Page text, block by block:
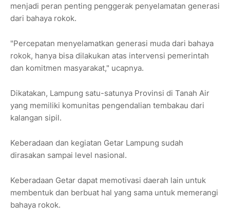
menjadi peran penting penggerak penyelamatan generasi
dari bahaya rokok.
"Percepatan menyelamatkan generasi muda dari bahaya
rokok, hanya bisa dilakukan atas intervensi pemerintah
dan komitmen masyarakat," ucapnya.
Dikatakan, Lampung satu-satunya Provinsi di Tanah Air
yang memiliki komunitas pengendalian tembakau dari
kalangan sipil.
Keberadaan dan kegiatan Getar Lampung sudah
dirasakan sampai level nasional.
Keberadaan Getar dapat memotivasi daerah lain untuk
membentuk dan berbuat hal yang sama untuk memerangi
bahaya rokok.